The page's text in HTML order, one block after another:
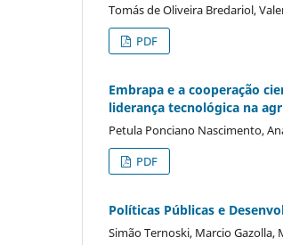
Tomás de Oliveira Bredariol,
PDF
Embrapa e a cooperação
liderança tecnológica na
Petula Ponciano Nascimento,
PDF
Políticas Públicas e
Simão Ternoski, Marcio